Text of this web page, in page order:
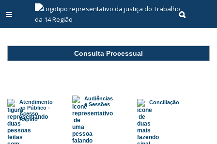
Abrir menu principal
Realizar
Consulta Processual
Atendimento
ao Público -
Acesso
Rápido
Audiências
e Sessões
Conciliação